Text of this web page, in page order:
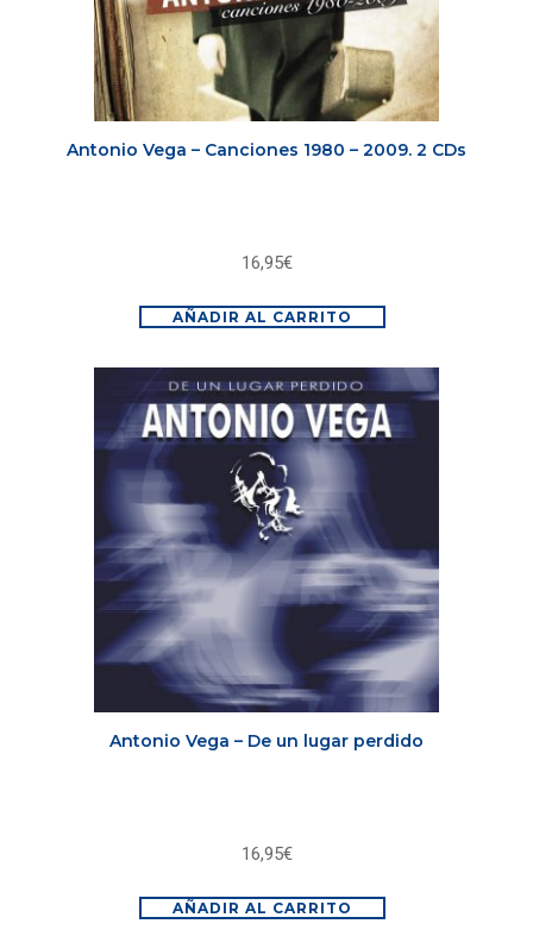
Antonio Vega – Canciones 1980 – 2009. 2 CDs
16,95€
AÑADIR AL CARRITO
Antonio Vega – De un lugar perdido
16,95€
AÑADIR AL CARRITO